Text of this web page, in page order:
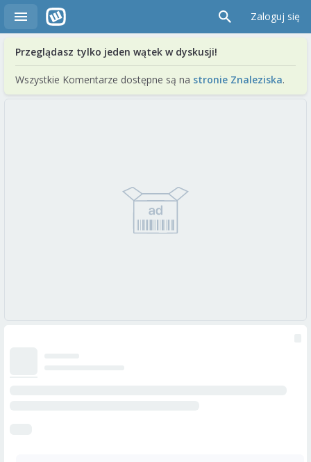
Zaloguj się
Przeglądasz tylko jeden wątek w dyskusji!
Wszystkie Komentarze dostępne są na stronie Znaleziska.